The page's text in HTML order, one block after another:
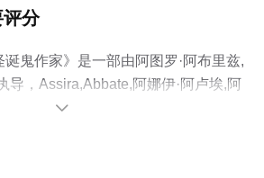
分
鬼作家》是一部由阿图罗·阿布里兹,
导，Assira,Abbate,阿娜伊·阿卢埃,阿
罗伊·阿布里
哥电影，手机免费观看高清无删减
